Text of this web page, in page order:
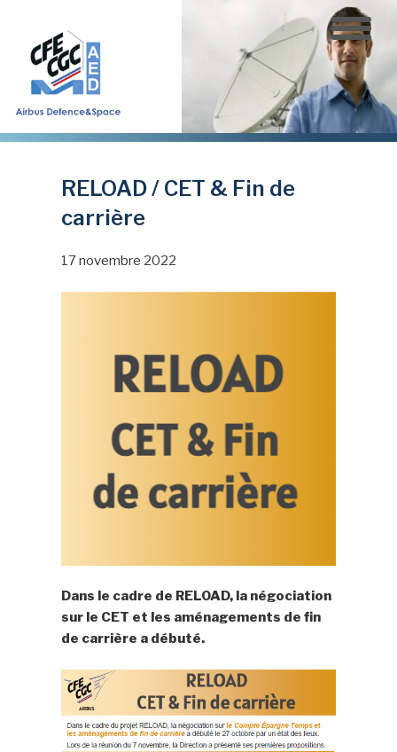
contenu
principal
RELOAD / CET & Fin de
carrière
17 novembre 2022
Dans le cadre de RELOAD, la négociation
sur le CET et les aménagements de fin
de carrière a débuté.